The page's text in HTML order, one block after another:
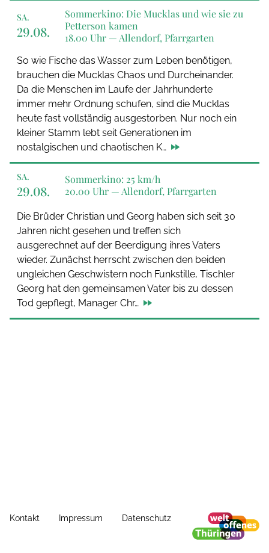
SA.
29.08.
Sommerkino: Die Mucklas und wie sie zu
Petterson kamen
18.00 Uhr — Allendorf, Pfarrgarten
So wie Fische das Wasser zum Leben benötigen,
brauchen die Mucklas Chaos und Durcheinander.
Da die Menschen im Laufe der Jahrhunderte
immer mehr Ordnung schufen, sind die Mucklas
heute fast vollständig ausgestorben. Nur noch ein
kleiner Stamm lebt seit Generationen im
nostalgischen und chaotischen K…
SA.
29.08.
Sommerkino: 25 km/h
20.00 Uhr — Allendorf, Pfarrgarten
Die Brüder Christian und Georg haben sich seit 30
Jahren nicht gesehen und treffen sich
ausgerechnet auf der Beerdigung ihres Vaters
wieder. Zunächst herrscht zwischen den beiden
ungleichen Geschwistern noch Funkstille, Tischler
Georg hat den gemeinsamen Vater bis zu dessen
Tod gepflegt, Manager Chr…
Kontakt Impressum Datenschutz